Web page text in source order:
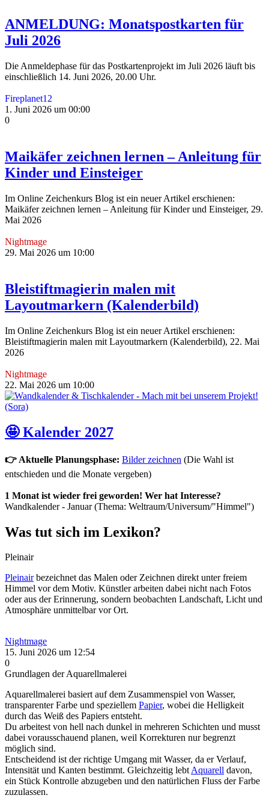
ANMELDUNG: Monatspostkarten für
Juli 2026
Die Anmeldephase für das Postkartenprojekt im Juli 2026 läuft bis
einschließlich 14. Juni 2026, 20.00 Uhr.
Fireplanet12
1. Juni 2026 um 00:00
0
Maikäfer zeichnen lernen – Anleitung für
Kinder und Einsteiger
Im Online Zeichenkurs Blog ist ein neuer Artikel erschienen:
Maikäfer zeichnen lernen – Anleitung für Kinder und Einsteiger, 29.
Mai 2026
Nightmage
29. Mai 2026 um 10:00
Bleistiftmagierin malen mit
Layoutmarkern (Kalenderbild)
Im Online Zeichenkurs Blog ist ein neuer Artikel erschienen:
Bleistiftmagierin malen mit Layoutmarkern (Kalenderbild), 22. Mai
2026
Nightmage
22. Mai 2026 um 10:00
🤩 Kalender 2027
👉 Aktuelle Planungsphase: Bilder zeichnen (Die Wahl ist
entschieden und die Monate vergeben)
1 Monat ist wieder frei geworden! Wer hat Interesse?
Wandkalender - Januar (Thema: Weltraum/Universum/"Himmel")
Was tut sich im Lexikon?
Pleinair
Pleinairbezeichnet das Malen oder Zeichnen direkt unter freiem
Himmel vor dem Motiv. Künstler arbeiten dabei nicht nach Fotos
oder aus der Erinnerung, sondern beobachten Landschaft, Licht und
Atmosphäre unmittelbar vor Ort.
Nightmage
15. Juni 2026 um 12:54
0
Grundlagen der Aquarellmalerei
Aquarellmalerei basiert auf dem Zusammenspiel von Wasser,
transparenter Farbe und speziellem Papier, wobei die Helligkeit
durch das Weiß des Papiers entsteht.
Du arbeitest von hell nach dunkel in mehreren Schichten und musst
dabei vorausschauend planen, weil Korrekturen nur begrenzt
möglich sind.
Entscheidend ist der richtige Umgang mit Wasser, da er Verlauf,
Intensität und Kanten bestimmt. Gleichzeitig lebtAquarell davon,
ein Stück Kontrolle abzugeben und den natürlichen Fluss der Farbe
zuzulassen.